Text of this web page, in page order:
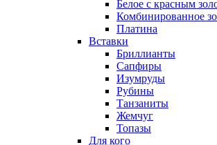
Белое с красным
Комбинированное
Платина
Вставки
Бриллианты
Сапфиры
Изумруды
Рубины
Танзаниты
Жемчуг
Топазы
Для кого